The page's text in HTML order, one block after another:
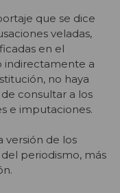
que se dice
veladas,
en el
indirectamente a
no haya
consultar a los
e imputaciones.
versión de los
periodismo, más